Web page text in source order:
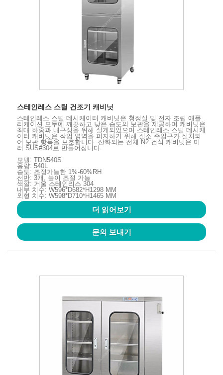
스테인레스 스틸 건조기 캐비닛
스테인레스 스틸 데시케이터 캐비닛은 청정실 및 전자 조립 애플
리케이션 모두에 깨끗하고 낮은 습도의 보관을 제공하며 캐비닛은
최대 하중과 내구성을 위해 설계되었으며 스테인레스 스틸 데시케
이터 캐비닛은 작업 영역을 퍼지하기 위해 질소 주입구가 설치되
어 보관 항목을 보호합니다. 산화되는 전체 N2 건식 캐비닛은 미
러 SUS#304로 만들어집니다.
모델: TDN540S
용량: 540L
습도: 조정가능한 1%-60%RH
선반: 3개, 높이 조절 가능
색깔: 거울 스테인리스 304
내부 치수: W596*D682*H1298 MM
외형 치수: W598*D710*H1465 MM
더 읽어보기
문의 보내기